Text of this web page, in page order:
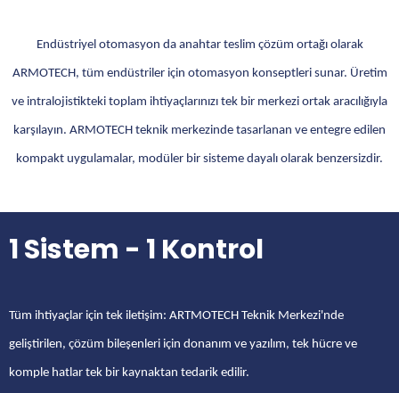
Endüstriyel otomasyon da anahtar teslim çözüm ortağı olarak
ARMOTECH, tüm endüstriler için otomasyon konseptleri sunar. Üretim
ve intralojistikteki toplam ihtiyaçlarınızı tek bir merkezi ortak aracılığıyla
karşılayın. ARMOTECH teknik merkezinde tasarlanan ve entegre edilen
kompakt uygulamalar, modüler bir sisteme dayalı olarak benzersizdir.
1 Sistem - 1 Kontrol
Tüm ihtiyaçlar için tek iletişim: ARTMOTECH Teknik Merkezi'nde
geliştirilen, çözüm bileşenleri için donanım ve yazılım, tek hücre ve
komple hatlar tek bir kaynaktan tedarik edilir.